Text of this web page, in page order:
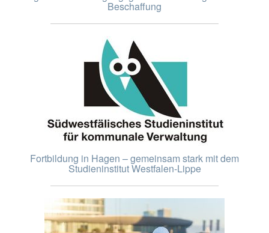
Beschaffung
Fortbildung in Hagen – gemeinsam stark mit dem
Studieninstitut Westfalen-Lippe